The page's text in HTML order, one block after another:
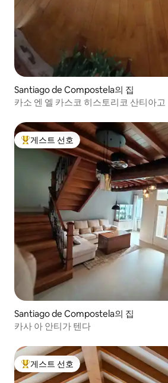
Santiago de Compostela의 집
카소 엔 엘 카스코 히스토리코 산티아고
상위 게스트 선호
게스트 선호
Santiago de Compostela의 집
카사 아 안티가 텐다
상위 게스트 선호
게스트 선호